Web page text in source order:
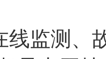
线监测、